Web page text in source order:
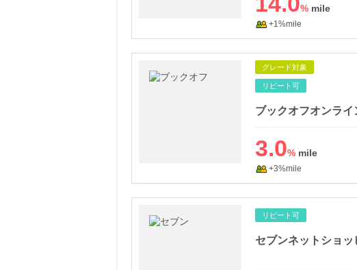
%
+1%mile
グレード対象
リピート可
ブックオフオンライ
3.0%
+3%mile
リピート可